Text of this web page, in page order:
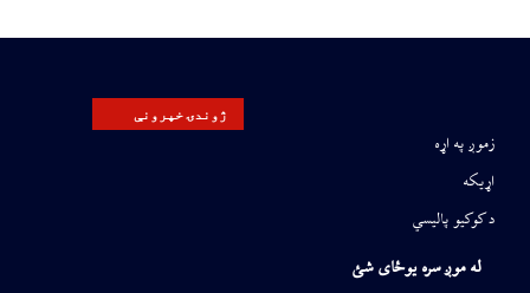
ژوندۍ خپرونې
زموږ په اړه
اړیکه
د کوکیو پالیسي
له موږ سره یوځای شئ